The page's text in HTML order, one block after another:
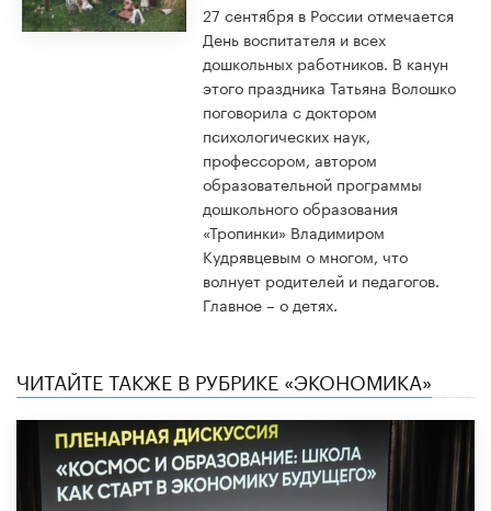
27 сентября в России отмечается
День воспитателя и всех
дошкольных работников. В канун
этого праздника Татьяна Волошко
поговорила с доктором
психологических наук,
профессором, автором
образовательной программы
дошкольного образования
«Тропинки» Владимиром
Кудрявцевым о многом, что
волнует родителей и педагогов.
Главное – о детях.
ЧИТАЙТЕ ТАКЖЕ В РУБРИКЕ «ЭКОНОМИКА»